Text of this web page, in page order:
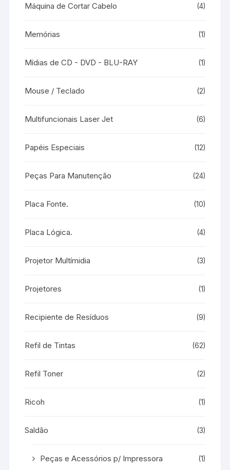
Máquina de Cortar Cabelo (4)
Memórias (1)
Mídias de CD - DVD - BLU-RAY (1)
Mouse / Teclado (2)
Multifuncionais Laser Jet (6)
Papéis Especiais (12)
Peças Para Manutenção (24)
Placa Fonte. (10)
Placa Lógica. (4)
Projetor Multímidia (3)
Projetores (1)
Recipiente de Resíduos (9)
Refil de Tintas (62)
Refil Toner (2)
Ricoh (1)
Saldão (3)
Peças e Acessórios p/ Impressora (1)